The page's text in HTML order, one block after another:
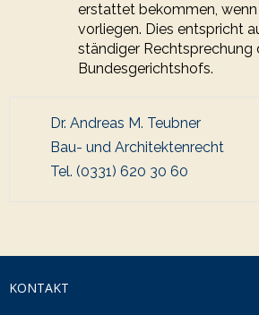
erstattet bekommen,
vorliegen. Dies entspricht
ständiger Rechtsprechung
Bundesgerichtshofs.
Dr. Andreas M. Teubner
Bau- und Architektenrecht
Tel. (0331) 620 30 60
KONTAKT